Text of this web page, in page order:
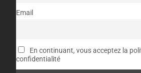
Email
En continuant, vous acceptez la
confidentialité